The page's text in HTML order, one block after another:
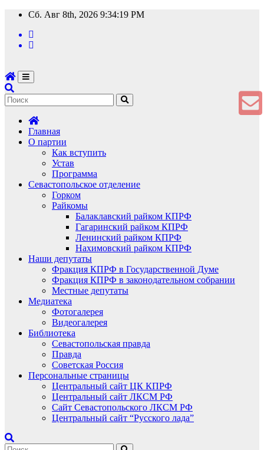
Перейти
содержимому
Сб. Авг 8th, 2026 9:34:20 PM
Главная
О партии
Как вступить
Устав
Программа
Севастопольское отделение
Горком
Райкомы
Балаклавский райком КПРФ
Гагаринский райком КПРФ
Ленинский райком КПРФ
Нахимовский райком КПРФ
Наши депутаты
Фракция КПРФ в Государственной Думе
Фракция КПРФ в законодательном собрании
Местные депутаты
Медиатека
Фотогалерея
Видеогалерея
Библиотека
Севастопольская правда
Правда
Советская Россия
Персональные страницы
Центральный сайт ЦК КПРФ
Центральный сайт ЛКСМ РФ
Сайт Севастопольского ЛКСМ РФ
Центральный сайт “Русского лада”